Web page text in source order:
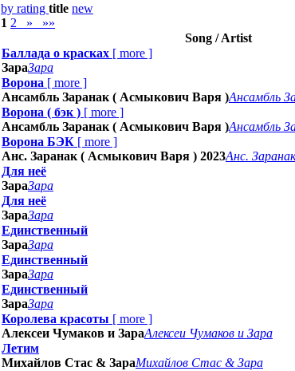
by rating title new
1 2 »
»»
Song / Artist
Баллада о красках [ more ]
ЗараЗара
Ворона [ more ]
Ансамбль Заранак ( Асмыкович Варя )Ансамбль
Ворона ( бэк ) [ more ]
Ансамбль Заранак ( Асмыкович Варя )Ансамбль
Ворона БЭК [ more ]
Анс. Заранак ( Асмыкович Варя ) 2023Анс.
Для неё
ЗараЗара
Для неё
ЗараЗара
Единственный
ЗараЗара
Единственный
ЗараЗара
Единственный
ЗараЗара
Королева красоты [ more ]
Алексеи Чумаков и ЗараАлексеи Чумаков и Зара
Летим
Михайлов Стас & ЗараМихайлов Стас & Зара